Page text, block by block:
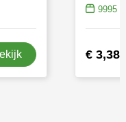
9995
€ 3,38